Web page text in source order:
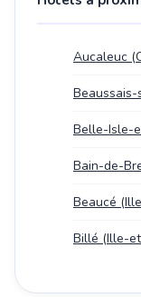
Aucaleuc
Belle-Isle-
Bain-de-
Beaucé
Billé (Ille-